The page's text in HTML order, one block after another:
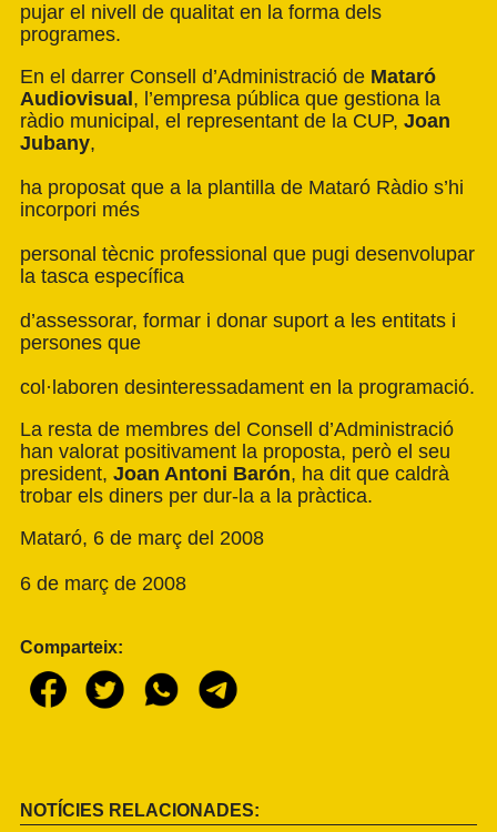
pujar el nivell de qualitat en la forma dels
programes.
En el darrer Consell d’Administració de Mataró
Audiovisual , l’empresa pública que gestiona la
ràdio municipal, el representant de la CUP, Joan
Jubany,
ha proposat que a la plantilla de Mataró Ràdio s’hi
incorpori més
personal tècnic professional que pugi desenvolupar
la tasca específica
d’assessorar, formar i donar suport a les entitats i
persones que
col·laboren desinteressadament en la programació.
La resta de membres del Consell d’Administració
han valorat positivament la proposta, però el seu
president, Joan Antoni Barón, ha dit que caldrà
trobar els diners per dur-la a la pràctica.
Mataró, 6 de març del 2008
6 de març de 2008
Comparteix:
NOTÍCIES RELACIONADES: